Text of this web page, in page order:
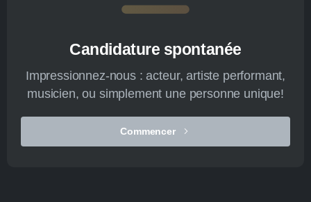
Candidature spontanée
Impressionnez-nous : acteur, artiste performant,
musicien, ou simplement une personne unique!
Commencer